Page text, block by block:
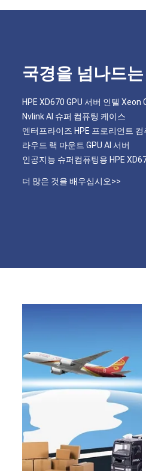
국경을 넘나드
HPE XD670 GPU 서버 인텔
Nvlink AI 슈퍼 컴퓨팅 케이스
엔터프라이즈 HPE 프로리언트
라우드 랙 마운트 GPU AI 서버
인공지능 슈퍼컴퓨팅용 HPE
더 많은 것을 배우십시오>>